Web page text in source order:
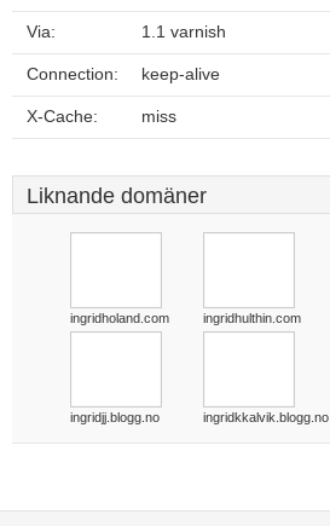
Via: 1.1 varnish
Connection: keep-alive
X-Cache: miss
Liknande domäner
ingridholand.com ingridhulthin.com
ingridjj.blogg.no ingridkkalvik.blogg.no